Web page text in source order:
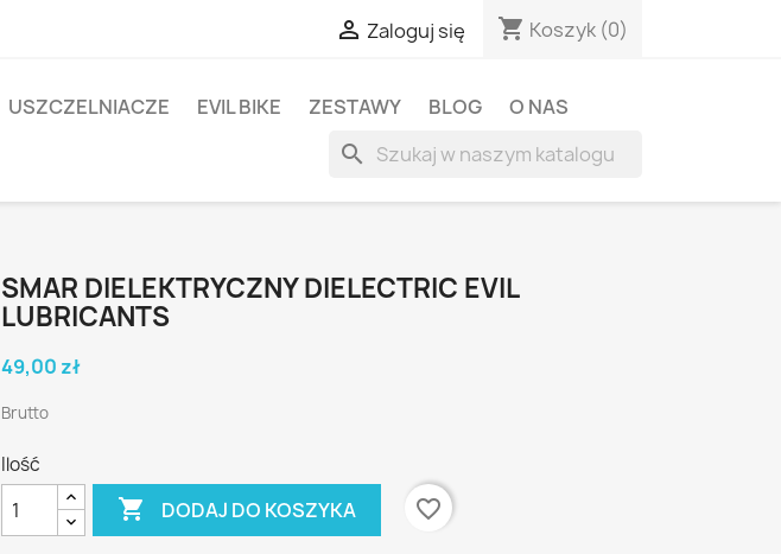
 Zaloguj się shopping_cart Koszyk (0)
USZCZELNIACZE EVIL BIKE ZESTAWY BLOG O NAS
search
SMAR DIELEKTRYCZNY DIELECTRIC EVIL
LUBRICANTS
49,00 zł
Brutto
Ilość
 DODAJ DO KOSZYKA favorite_border